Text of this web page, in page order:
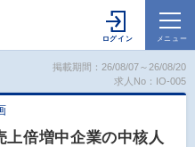
掲載期間：26/08/07～26/08/20
求人No：IO-005
上倍増中企業の中核人